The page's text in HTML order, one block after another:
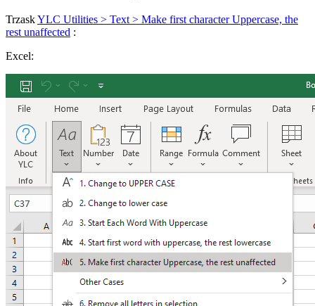
TrzaskYLC Utilities > Text > Make first character Uppercase, the
rest unaffected :
Excel: